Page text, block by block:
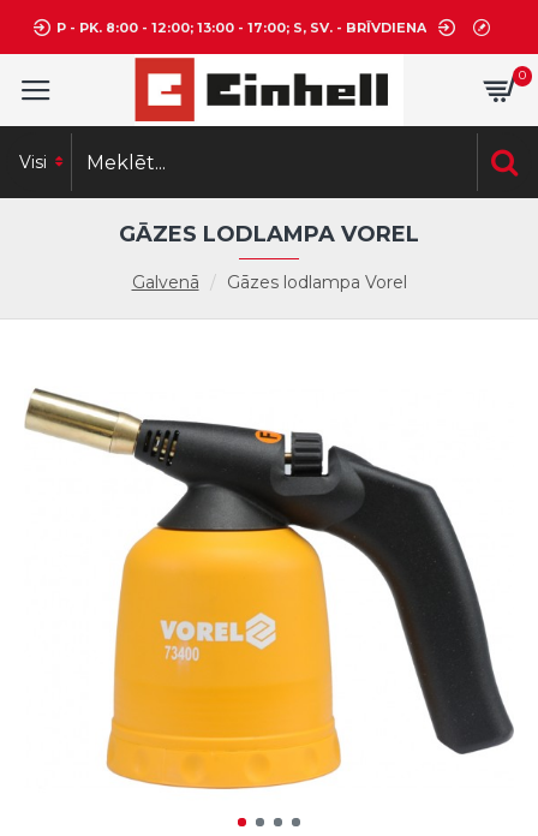
P - PK. 8:00 - 12:00; 13:00 - 17:00; S, SV. - BRĪVDIENA
0
Visi
Galvenā Gāzes lodlampa Vorel
GĀZES LODLAMPA VOREL